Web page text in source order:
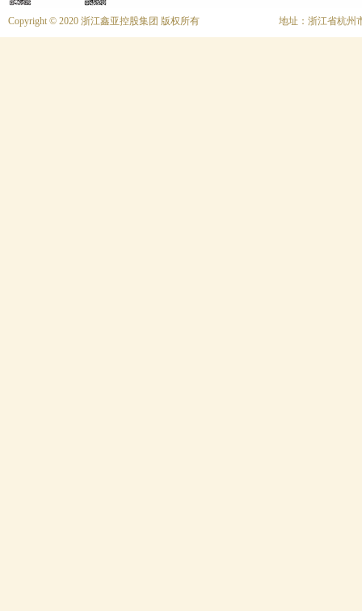
Copyright © 2020 浙江鑫亚控股集团 版权所有 地址：浙江省杭州